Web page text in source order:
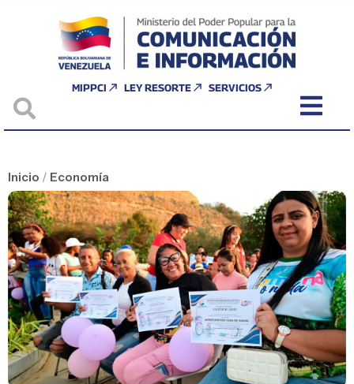
MIPPCI LEY RESORTE SERVICIOS
Inicio / Economía